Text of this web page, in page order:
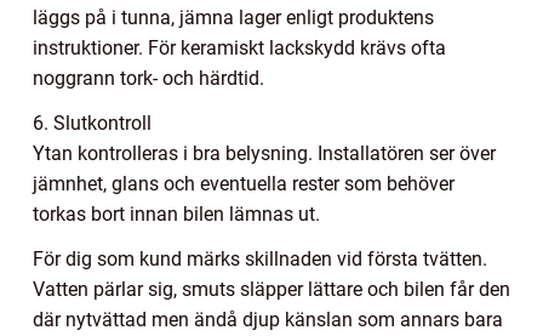
läggs på i tunna, jämna lager enligt produktens
instruktioner. För keramiskt lackskydd krävs ofta
noggrann tork- och härdtid.
6. Slutkontroll
Ytan kontrolleras i bra belysning. Installatören ser över
jämnhet, glans och eventuella rester som behöver
torkas bort innan bilen lämnas ut.
För dig som kund märks skillnaden vid första tvätten.
Vatten pärlar sig, smuts släpper lättare och bilen får den
där nytvättad men ändå djup känslan som annars bara